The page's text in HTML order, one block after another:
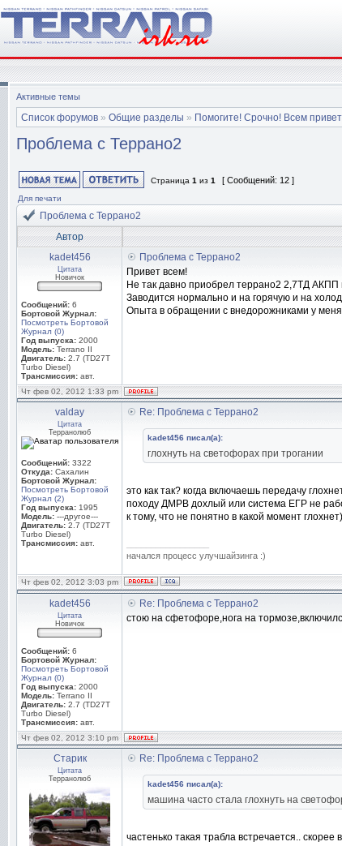
Активные темы
Список форумов » Общие разделы » Помогите! Срочно! Всем
Проблема с Террано2
Страница 1 из 1 [ Сообщений: 12 ]
Для печати
Проблема с Террано2
Автор
kadet456
Цитата
Новичок
Сообщений: 6
Бортовой Журнал:
Посмотреть Бортовой
Журнал (0)
Год выпуска: 2000
Модель: Terrano II
Двигатель: 2.7 (TD27T
Turbo Diesel)
Трансмиссия: авт.
Проблема с Террано2
Привет всем!
Не так давно приобрел террано2 2,7ТД АКПП
Заводится нормально и на горячую и на
Опыта в обращении с внедорожниками у меня
Чт фев 02, 2012 1:33 pm
valday
Цитата
Терранолюб
Сообщений: 3322
Откуда: Сахалин
Бортовой Журнал:
Посмотреть Бортовой
Журнал (2)
Год выпуска: 1995
Модель: ---другое---
Двигатель: 2.7 (TD27T
Turbo Diesel)
Трансмиссия: авт.
Re: Проблема с Террано2
kadet456 писал(а):
глохнуть на светофорах при трогании
это как так? когда включаешь передачу
походу ДМРВ дохлый или система ЕГР не
к тому, что не понятно в какой момент глохнет)
начался процесс улучшайзинга :)
Чт фев 02, 2012 3:03 pm
kadet456
Цитата
Новичок
Сообщений: 6
Бортовой Журнал:
Посмотреть Бортовой
Журнал (0)
Год выпуска: 2000
Модель: Terrano II
Двигатель: 2.7 (TD27T
Turbo Diesel)
Трансмиссия: авт.
Re: Проблема с Террано2
стою на сфетофоре,нога на
Чт фев 02, 2012 3:10 pm
Старик
Цитата
Терранолюб
Re: Проблема с Террано2
kadet456 писал(а):
машина часто стала глохнуть на
частенько такая трабла встречается..